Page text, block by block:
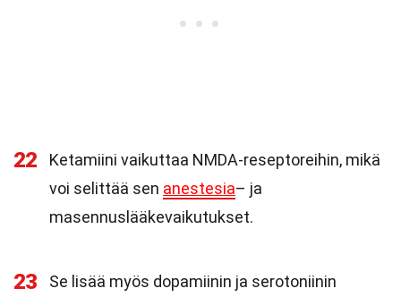
22
Ketamiini vaikuttaa NMDA-reseptoreihin, mikä
voi selittää sen anestesia– ja
masennuslääkevaikutukset.
23
Se lisää myös dopamiinin ja serotoniinin